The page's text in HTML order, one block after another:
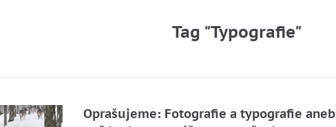
Tag "Typografie"
Oprašujeme: Fotografie a typografie aneb